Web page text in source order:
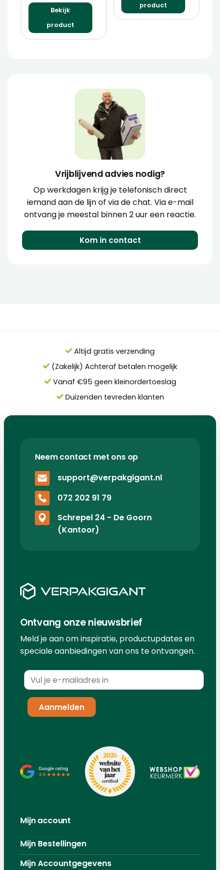
Bekijk
product
product
Vrijblijvend advies nodig?
Op werkdagen krijg je telefonisch direct
iemand aan de lijn of via de chat. Via e-mail
ontvang je meestal binnen 2 uur een reactie.
Kom in contact
Altijd gratis verzending
(Zakelijk) Achteraf betalen mogelijk
Vanaf €95 geen kleinordertoeslag
Duizenden tevreden klanten
Neem contact met ons op
support@verpakgigant.nl
072 202 91 79
Schrepel 24 - De Goorn
(Kantoor)
Ontvang onze nieuwsbrief
Meld je aan om inspiratie, productupdates en
speciale aanbiedingen van ons te ontvangen.
Mijn account
Mijn Bestellingen
Mijn Accountgegevens